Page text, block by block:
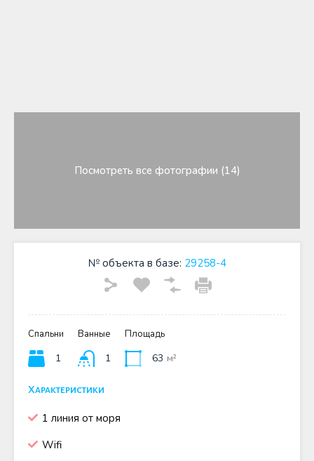
Посмотреть все фотографии (14)
№ объекта в базе: 29258-4
Спальни
1
Ванные
1
Площадь
63 м²
Характеристики
1 линия от моря
Wifi